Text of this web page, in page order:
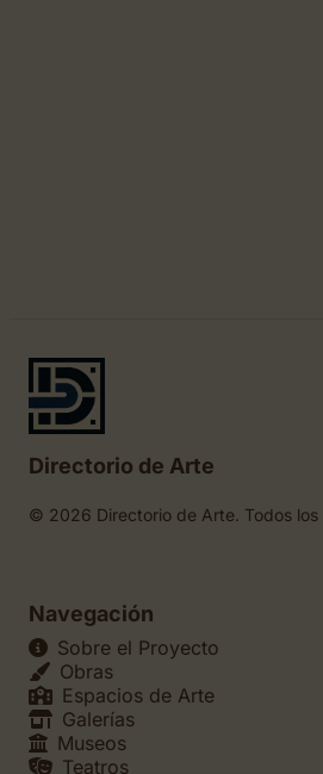
Directorio de Arte
© 2026 Directorio de Arte. Todos los
Navegación
Sobre el Proyecto
Obras
Espacios de Arte
Galerías
Museos
Teatros